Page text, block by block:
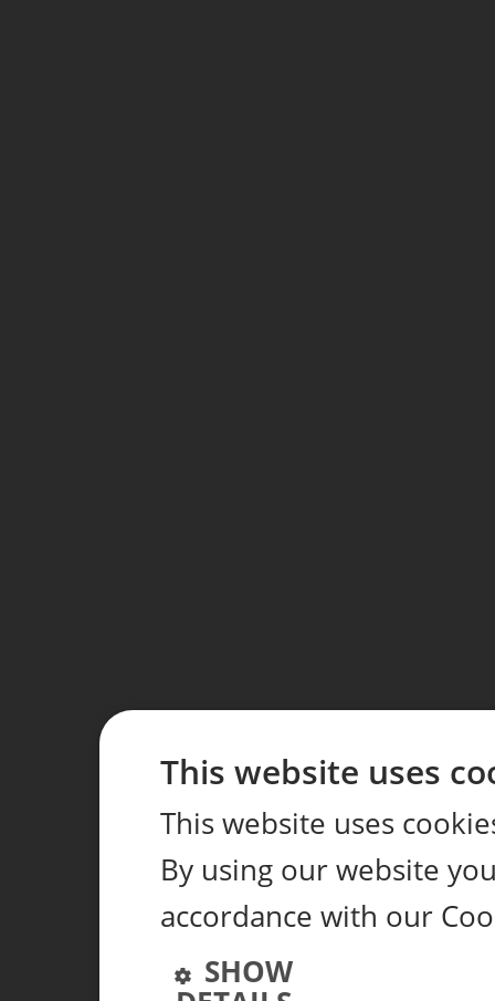
This website uses
This website uses
By using our website
accordance with our
SHOW